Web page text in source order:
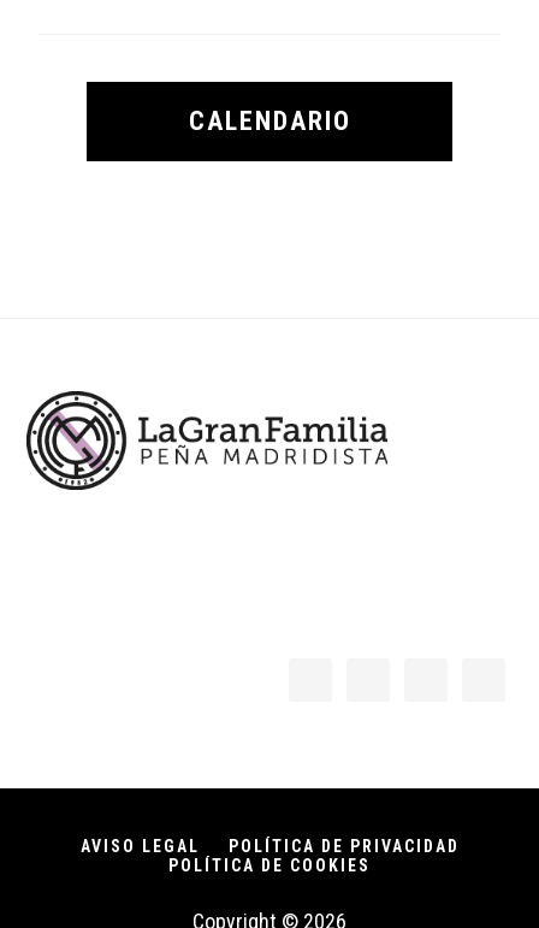
CALENDARIO
AVISO LEGAL
POLÍTICA DE PRIVACIDAD
POLÍTICA DE COOKIES
Copyright © 2026